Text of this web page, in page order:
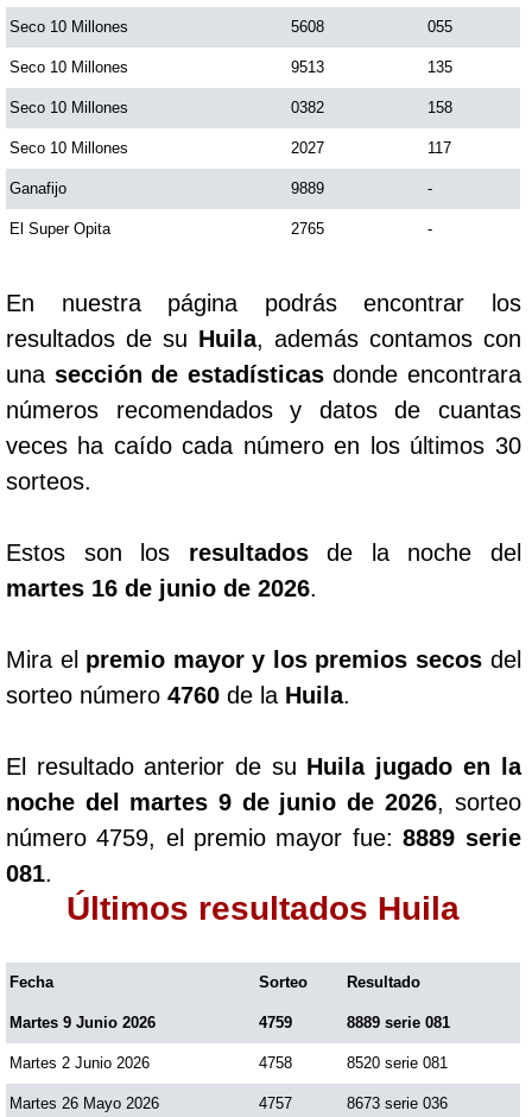
Saman de la suerte
Sinuano Día
Sinuano Noche
Seco 10 Millones 5608 055
Seco 10 Millones 9513 135
Seco 10 Millones 0382 158
Seco 10 Millones 2027 117
Ganafijo 9889 -
El Super Opita 2765 -
En nuestra página podrás encontrar los
resultados de su Huila, además contamos con
una sección de estadísticasdonde encontrara
números recomendados y datos de cuantas
veces ha caído cada número en los últimos 30
sorteos.
Estos son los resultadosde la noche del
martes 16 de junio de 2026.
Mira el premio mayor y los premios secosdel
sorteo número 4760 de la Huila.
El resultado anterior de su Huila jugado en la
noche del martes 9 de junio de 2026, sorteo
número 4759, el premio mayor fue:8889 serie
081.
Últimos resultados Huila
Fecha Sorteo Resultado
Martes 9 Junio 2026 4759 8889 serie 081
Martes 2 Junio 2026 4758 8520 serie 081
Martes 26 Mayo 2026 4757 8673 serie 036